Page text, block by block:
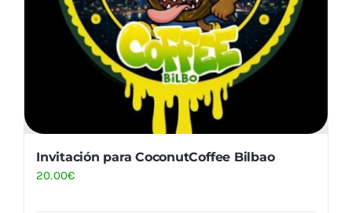
Invitación para CoconutCoffee Bilbao
20.00€